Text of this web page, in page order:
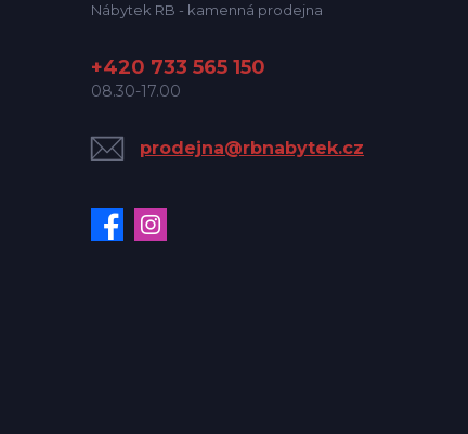
Nábytek RB - kamenná prodejna
+420 733 565 150
08.30-17.00
prodejna@rbnabytek.cz